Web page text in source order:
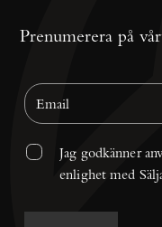
Prenumerera på
Jag godkänner
enlighet med